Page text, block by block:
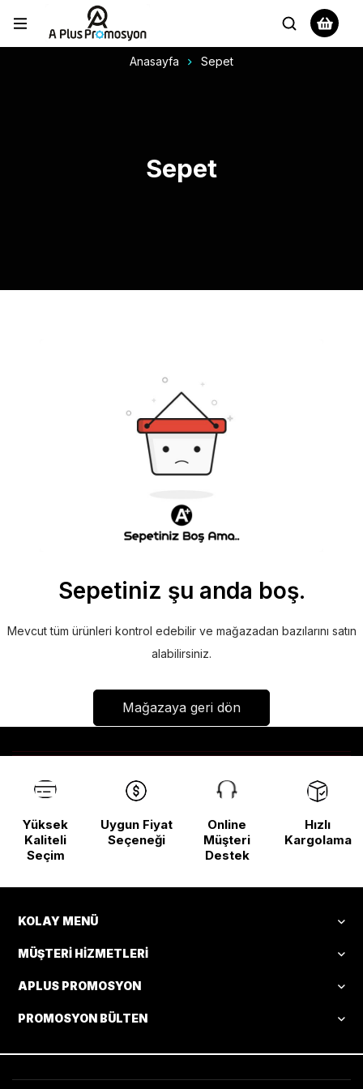
Anasayfa Sepet
Sepet
Sepetiniz şu anda boş.
Mevcut tüm ürünleri kontrol edebilir ve mağazadan bazılarını satın
alabilirsiniz.
Mağazaya geri dön
Yüksek
Kaliteli
Seçim
Uygun Fiyat
Seçeneği
Online
Müşteri
Destek
Hızlı
Kargolama
KOLAY MENÜ
MÜŞTERI HIZMETLERI
APLUS PROMOSYON
PROMOSYON BÜLTEN